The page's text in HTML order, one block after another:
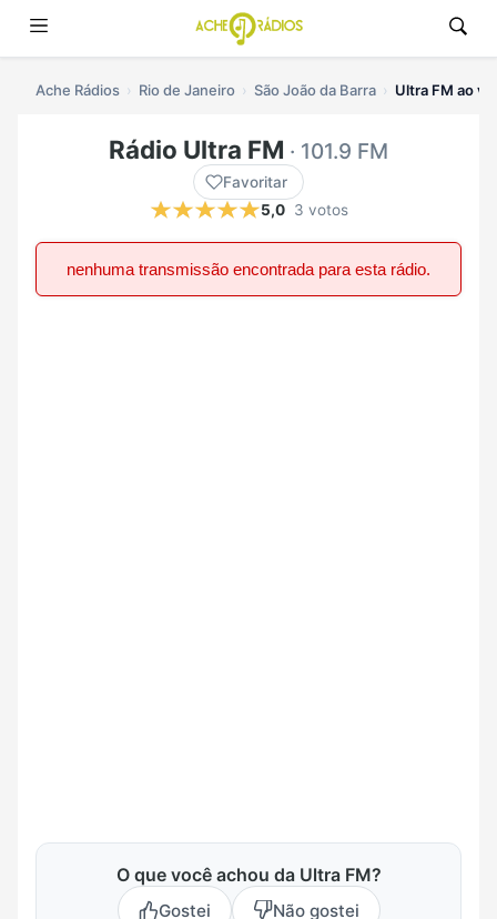
Ache Rádios Rio de Janeiro São João da Barra Ultra FM ao
Rádio Ultra FM · 101.9 FM
Favoritar
5,0 3 votos
nenhuma transmissão encontrada para esta rádio.
O que você achou da Ultra FM?
Gostei Não gostei